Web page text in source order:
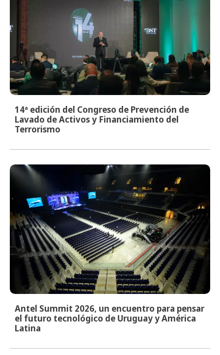
14ª edición del Congreso de Prevención de
Lavado de Activos y Financiamiento del
Terrorismo
Antel Summit 2026, un encuentro para pensar
el futuro tecnológico de Uruguay y América
Latina